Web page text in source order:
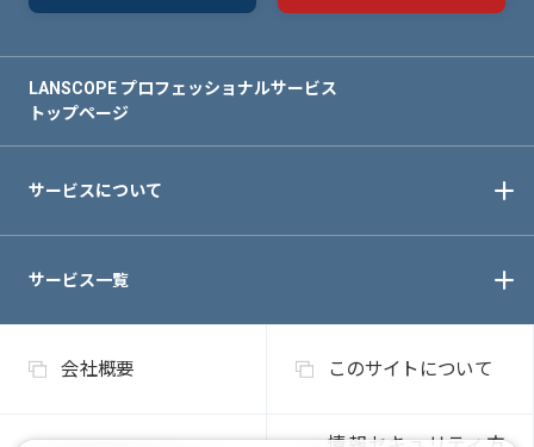
LANSCOPE プロフェッショナルサービス
トップページ
サービスについて
サービス一覧
会社概要 このサイトについて